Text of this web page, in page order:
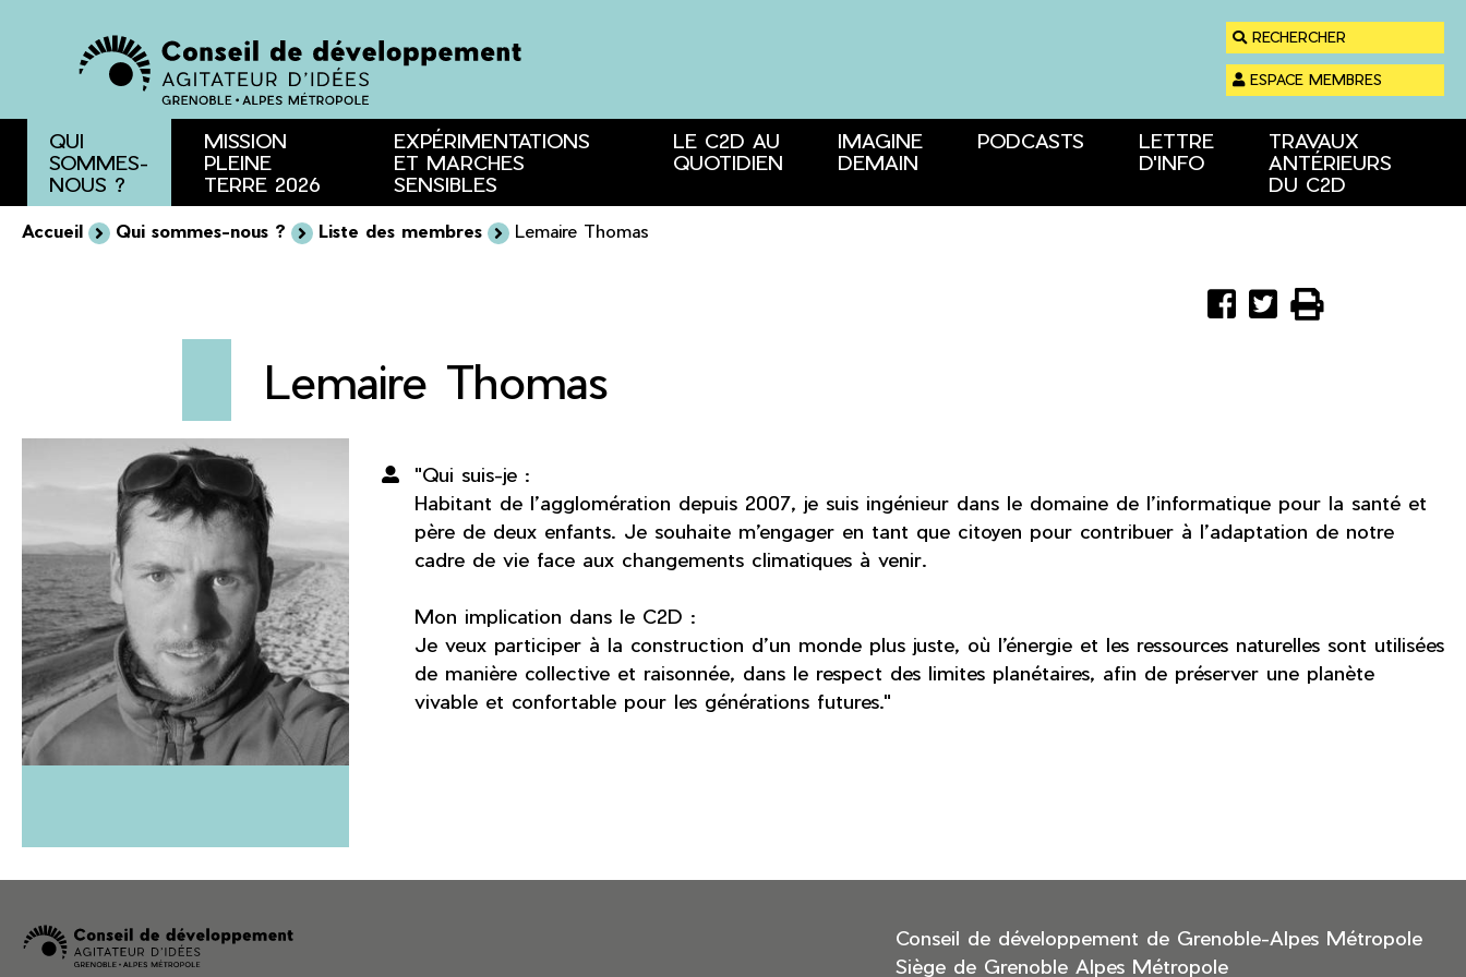
Recherche
RECHERCHER
ESPACE MEMBRES
QUI
SOMMES-
NOUS ?
MISSION
PLEINE
TERRE 2026
EXPÉRIMENTATIONS
ET MARCHES
SENSIBLES
LE C2D AU
QUOTIDIEN
IMAGINE
DEMAIN
PODCASTS
LETTRE
D'INFO
TRAVAUX
ANTÉRIEURS
DU C2D
Accueil Qui sommes-nous ? Liste des membres Lemaire Thomas
Partager
sur
 Partager
sur
 Imprimer

Lemaire Thomas
"Qui suis-je :
Habitant de l’agglomération depuis 2007, je suis ingénieur dans le domaine de l’informatique pour la santé et
père de deux enfants. Je souhaite m’engager en tant que citoyen pour contribuer à l’adaptation de notre
cadre de vie face aux changements climatiques à venir.
Mon implication dans le C2D :
Je veux participer à la construction d’un monde plus juste, où l’énergie et les ressources naturelles sont utilisées
de manière collective et raisonnée, dans le respect des limites planétaires, afin de préserver une planète
vivable et confortable pour les générations futures."
Conseil de développement de Grenoble-Alpes Métropole
Siège de Grenoble Alpes Métropole